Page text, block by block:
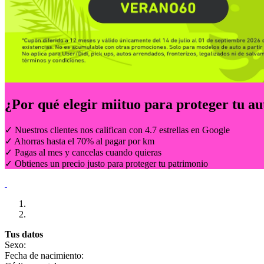
¿Por qué elegir miituo para proteger tu
✓ Nuestros clientes nos califican con 4.7 estrellas en Google
✓ Ahorras hasta el 70% al pagar por km
✓ Pagas al mes y cancelas cuando quieras
✓ Obtienes un precio justo para proteger tu patrimonio
Tus datos
Sexo:
Fecha de nacimiento: